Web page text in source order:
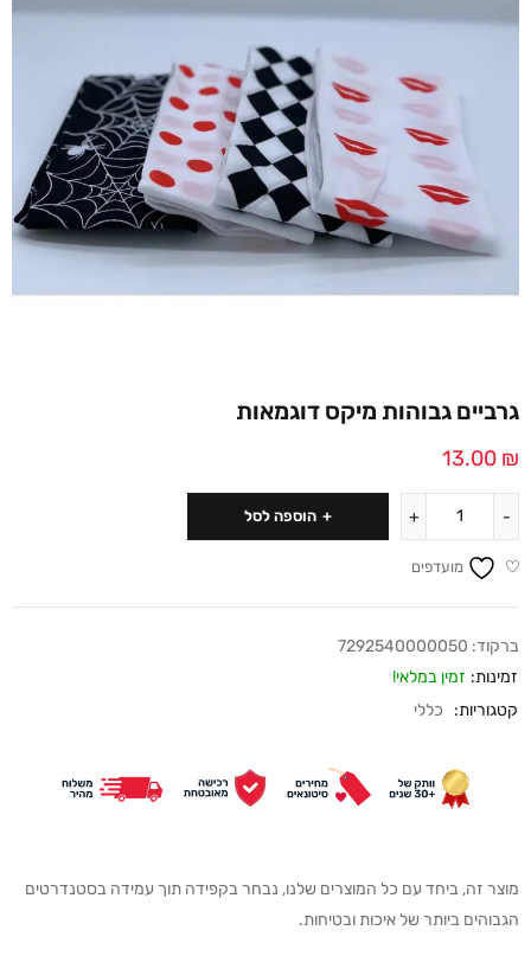
גרביים גבוהות מיקס דוגמאות
13.00 ₪
הוספה לסל
מועדפים
ברקוד: 7292540000050
זמינות: זמין במלאי!
קטגוריות:
כללי
מוצר זה, ביחד עם כל המוצרים שלנו, נבחר בקפידה תוך עמידה בסטנדרטים
הגבוהים ביותר של איכות ובטיחות.